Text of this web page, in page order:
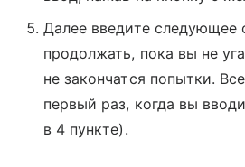
Далее введите следующее
продолжать, пока вы не
не закончатся попытки.
первый раз, когда вы
в 4 пункте).